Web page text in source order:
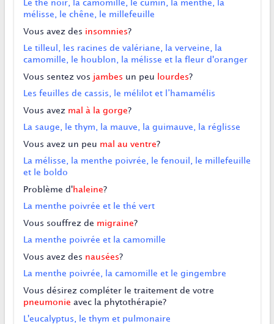
Le thé noir, la camomille, le cumin, la menthe, la
mélisse, le chêne, le millefeuille
Vous avez des insomnies?
Le tilleul, les racines de valériane, la verveine, la
camomille, le houblon, la mélisse et la fleur d'oranger
Vous sentez vos jambes un peu lourdes?
Les feuilles de cassis, le mélilot et l’hamamélis
Vous avez mal à la gorge?
La sauge, le thym, la mauve, la guimauve, la réglisse
Vous avez un peu mal au ventre?
La mélisse, la menthe poivrée, le fenouil, le millefeuille
et le boldo
Problème d'haleine?
La menthe poivrée et le thé vert
Vous souffrez de migraine?
La menthe poivrée et la camomille
Vous avez des nausées?
La menthe poivrée, la camomille et le gingembre
Vous désirez compléter le traitement de votre
pneumonie avec la phytothérapie?
L'eucalyptus, le thym et pulmonaire